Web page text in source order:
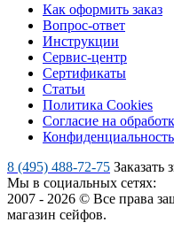
Как оформить заказ
Вопрос-ответ
Инструкции
Сервис-центр
Сертификаты
Статьи
Политика Cookies
Согласие на
8 (495) 488-72-75 Заказать
Мы в социальных сетях:
2007 - 2026 © Все права
магазин сейфов.